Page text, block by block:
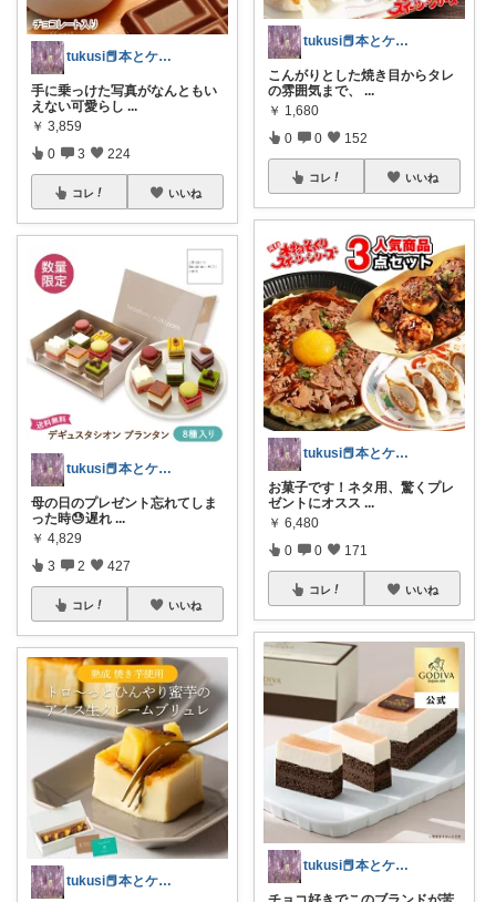
tukusi📕本とケーキの快適な時間を
手に乗っけた写真がなんともい
えない可愛らし ...
￥ 3,859
0 3 224
コレ いいね
tukusi📕本とケーキの快適な時間を
​母の日のプレゼント忘れてしま
った時😓遅れ ...
￥ 4,829
3 2 427
コレ いいね
tukusi📕本とケーキの快適な時間を
tukusi📕本とケーキの快適な時間を
こんがりとした焼き目からタレ
の雰囲気まで、
...
￥ 1,680
0 0 152
コレ いいね
tukusi📕本とケーキの快適な時間を
お菓子です！ネタ用、驚くプレ
ゼントにオスス ...
￥ 6,480
0 0 171
コレ いいね
tukusi📕本とケーキの快適な時間を